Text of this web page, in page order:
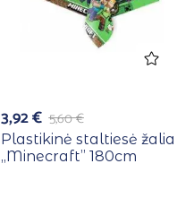
5,60€
3,92€
Plastikinė staltiesė žalia
,,Minecraft” 180cm